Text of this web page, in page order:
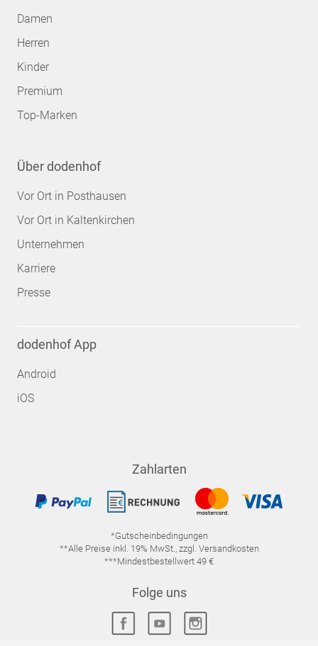
Damen
Herren
Kinder
Premium
Top-Marken
Über dodenhof
Vor Ort in Posthausen
Vor Ort in Kaltenkirchen
Unternehmen
Karriere
Presse
dodenhof App
Android
iOS
Zahlarten
*Gutscheinbedingungen
**Alle Preise inkl. 19% MwSt., zzgl. Versandkosten
***Mindestbestellwert 49 €
Folge uns